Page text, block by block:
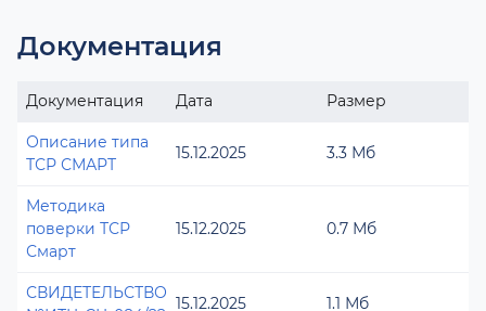
Документация
Документация Дата Размер
Описание типа
ТСР СМАРТ
15.12.2025 3.3 Мб
Методика
поверки ТСР
Смарт
15.12.2025 0.7 Мб
СВИДЕТЕЛЬСТВО
15.12.2025 1.1 Мб